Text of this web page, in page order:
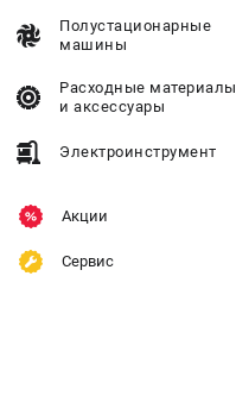
Полустационарные
машины
Расходные материалы
и аксессуары
Электроинструмент
Акции
Сервис